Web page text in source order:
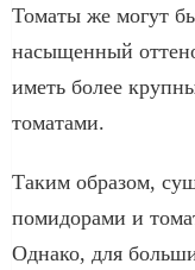
Томаты же могут
насыщенный
иметь более
томатами.
Таким образом,
помидорами и
Однако, для